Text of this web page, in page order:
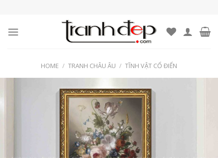
content
HOME / TRANH CHÂU ÂU / TĨNH VẬT CỔ ĐIỂN